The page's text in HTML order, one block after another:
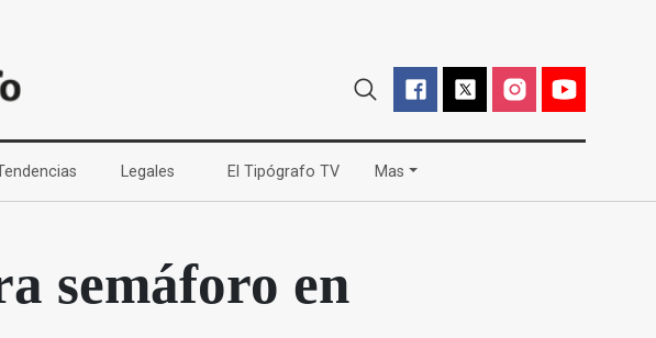
(current)Legales (current)El Tipógrafo TV(current)
Mas
semáforo en